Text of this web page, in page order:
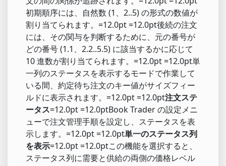
初期順序には、自然数 (1、2..5) の形式の数値が
割り当てられます。=12.0pt =12.0pt後続の注文
には、その関与を判断するために、元の番号が
どの番号 (1.1、2.2..5.5) に該当するかに応じて
10 進数が割り当てられます。=12.0pt =12.0pt単
一列のステータスを表示するモードで作業して
いる間、約定待ち注文のキー値がサイズフィー
ルドに表示されます。=12.0pt =12.0pt注文ステ
ータス=12.0pt =12.0ptBook Trader の設定メニ
ューで注文管理手順を設定し、ステータスを表
示します。=12.0pt =12.0pt単一のステータス列
を表示=12.0pt =12.0ptこの機能を選択すると、
ステータス列に需要と供給の両側の価格レベル